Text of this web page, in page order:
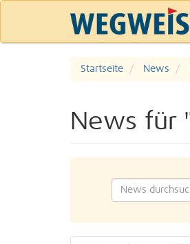
Startseite News
News für